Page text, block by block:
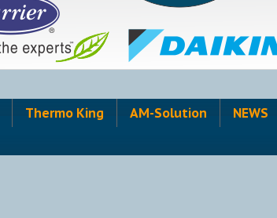
Thermo King AM-Solution NEWS